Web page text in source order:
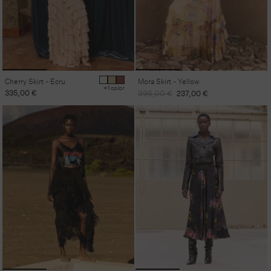
Cherry Skirt - Ecru
Regular
price
335,00 € +1 color
Mora Skirt - Yellow
Regular
395,00 € Sale
237,00 €